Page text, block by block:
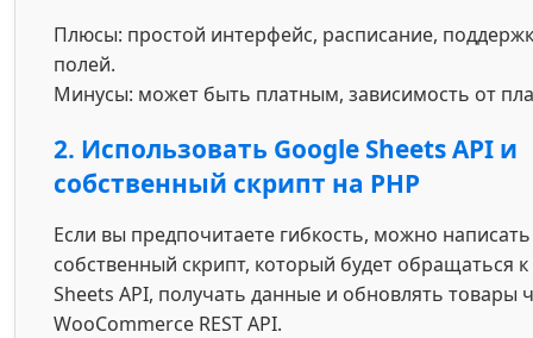
Плюсы: простой интерфейс, расписание,
полей.
Минусы: может быть платным, зависимость от
2. Использовать Google Sheets API и
собственный скрипт на PHP
Если вы предпочитаете гибкость, можно написать
собственный скрипт, который будет обращаться
Sheets API, получать данные и обновлять товары
WooCommerce REST API.